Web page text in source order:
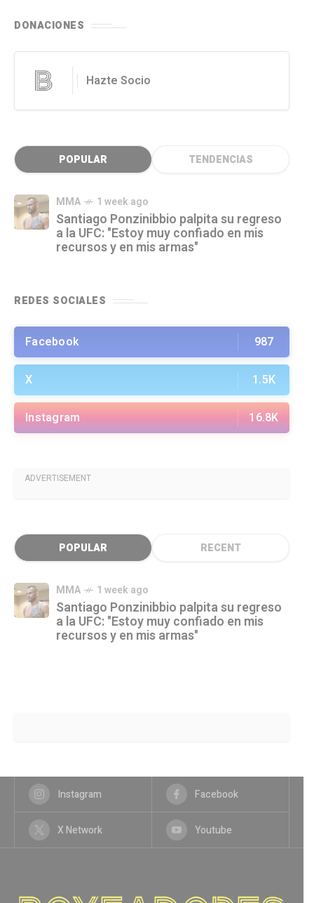
DONACIONES
Hazte Socio
POPULAR TENDENCIAS
MMA 1 week ago
Santiago Ponzinibbio palpita su regreso
a la UFC: "Estoy muy confiado en mis
recursos y en mis armas"
REDES SOCIALES
Facebook 987
X 1.5K
Instagram 16.8K
ADVERTISEMENT
POPULAR RECENT
MMA 1 week ago
Santiago Ponzinibbio palpita su regreso
a la UFC: "Estoy muy confiado en mis
recursos y en mis armas"
Instagram Facebook
X Network Youtube